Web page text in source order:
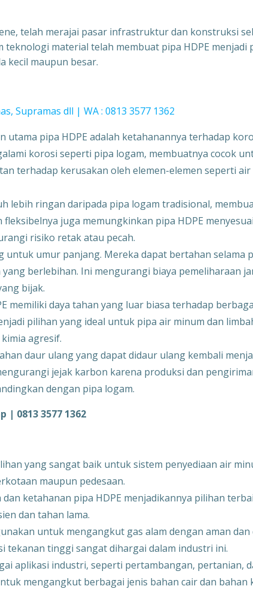
telah merajai pasar infrastruktur dan konstruksi
teknologi material telah membuat pipa HDPE menjadi
kecil maupun besar.
Supramas dll | WA : 0813 3577 1362
utama pipa HDPE adalah ketahanannya terhadap
korosi seperti pipa logam, membuatnya cocok
terhadap kerusakan oleh elemen-elemen seperti air
lebih ringan daripada pipa logam tradisional,
fleksibelnya juga memungkinkan pipa HDPE
risiko retak atau pecah.
untuk umur panjang. Mereka dapat bertahan selama
berlebihan. Ini mengurangi biaya pemeliharaan
bijak.
memiliki daya tahan yang luar biasa terhadap
pilihan yang ideal untuk pipa air minum dan
agresif.
daur ulang yang dapat didaur ulang kembali
jejak karbon karena produksi dan
dengan pipa logam.
| 0813 3577 1362
yang sangat baik untuk sistem penyediaan air
maupun pedesaan.
dan ketahanan pipa HDPE menjadikannya pilihan
dan tahan lama.
untuk mengangkut gas alam dengan aman dan
tekanan tinggi sangat dihargai dalam industri ini.
aplikasi industri, seperti pertambangan, pertanian,
mengangkut berbagai jenis bahan cair dan bahan